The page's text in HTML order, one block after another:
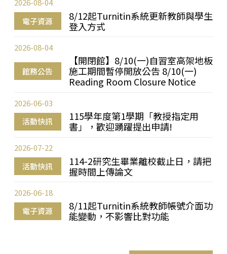
電子資源
8/12起Turnitin系統更新教師與學生
登入方式
2026-08-04
館務公告
【開閉館】8/10(一)自習室高架地板
施工期間暫停開放公告 8/10(一)
Reading Room Closure Notice
2026-08-04
活動快訊
115學年度第1學期「教授指定用
書」，歡迎踴躍提出申請!
2026-06-03
活動快訊
114-2研究生畢業離校截止日，請把
握時間上傳論文
2026-07-22
電子資源
8/11起Turnitin系統教師帳號介面功
能變動，不影響比對功能
2026-06-18